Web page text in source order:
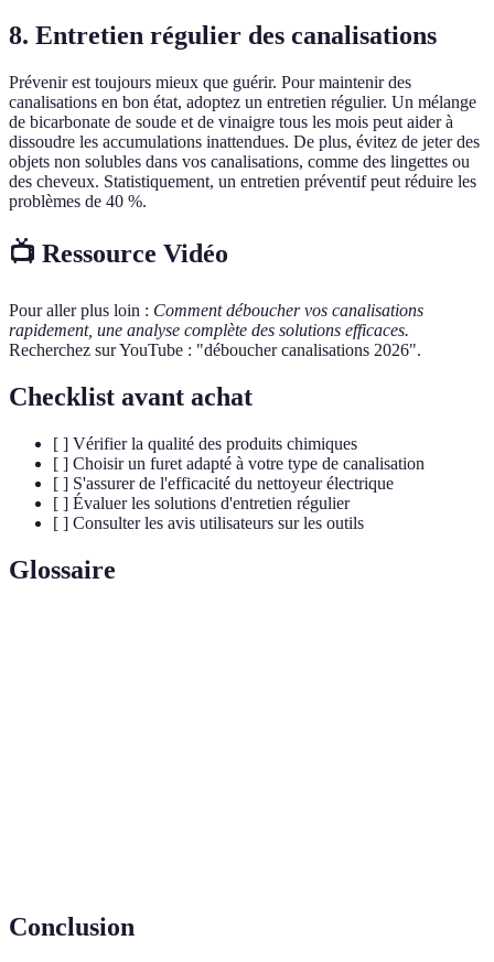
8. Entretien régulier des canalisations
Prévenir est toujours mieux que guérir. Pour maintenir des
canalisations en bon état, adoptez un entretien régulier. Un mélange
de bicarbonate de soude et de vinaigre tous les mois peut aider à
dissoudre les accumulations inattendues. De plus, évitez de jeter des
objets non solubles dans vos canalisations, comme des lingettes ou
des cheveux. Statistiquement, un entretien préventif peut réduire les
problèmes de 40 %.
📺 Ressource Vidéo
Pour aller plus loin : Comment déboucher vos canalisations
rapidement, une analyse complète des solutions efficaces.
Recherchez sur YouTube : "déboucher canalisations 2026".
Checklist avant achat
[ ] Vérifier la qualité des produits chimiques
[ ] Choisir un furet adapté à votre type de canalisation
[ ] S'assurer de l'efficacité du nettoyeur électrique
[ ] Évaluer les solutions d'entretien régulier
[ ] Consulter les avis utilisateurs sur les outils
Glossaire
Conclusion